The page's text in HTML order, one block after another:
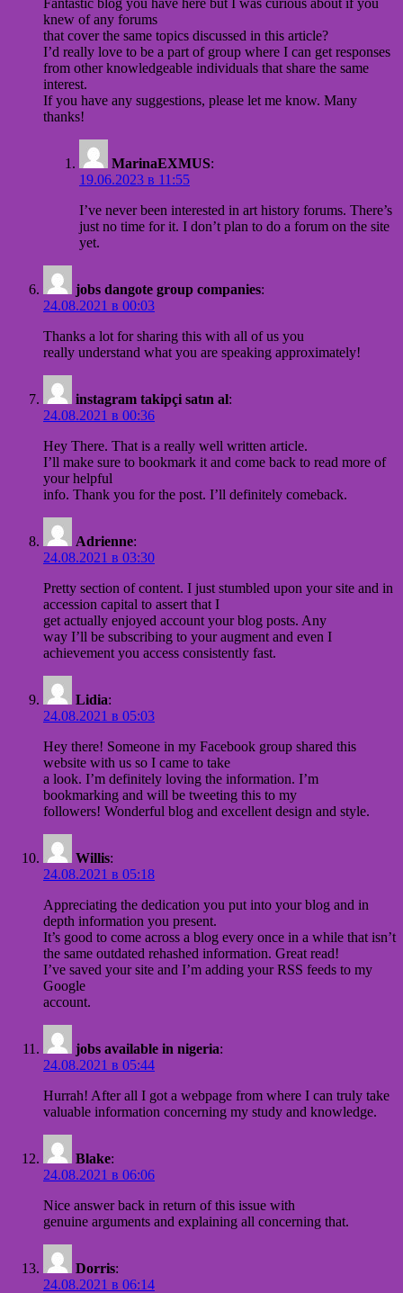
knew of any forums
that cover the same topics discussed in this article?
I’d really love to be a part of group where I can get responses
from other knowledgeable individuals that share the same
interest.
If you have any suggestions, please let me know. Many
thanks!
MarinaEXMUS:
19.06.2023 в 11:55
I’ve never been interested in art history forums. There’s
just no time for it. I don’t plan to do a forum on the site
yet.
jobs dangote group companies:
24.08.2021 в 00:03
Thanks a lot for sharing this with all of us you
really understand what you are speaking approximately!
instagram takipçi satın al:
24.08.2021 в 00:36
Hey There. That is a really well written article.
I’ll make sure to bookmark it and come back to read more of
your helpful
info. Thank you for the post. I’ll definitely comeback.
Adrienne:
24.08.2021 в 03:30
Pretty section of content. I just stumbled upon your site and in
accession capital to assert that I
get actually enjoyed account your blog posts. Any
way I’ll be subscribing to your augment and even I
achievement you access consistently fast.
Lidia:
24.08.2021 в 05:03
Hey there! Someone in my Facebook group shared this
website with us so I came to take
a look. I’m definitely loving the information. I’m
bookmarking and will be tweeting this to my
followers! Wonderful blog and excellent design and style.
Willis:
24.08.2021 в 05:18
Appreciating the dedication you put into your blog and in
depth information you present.
It’s good to come across a blog every once in a while that isn’t
the same outdated rehashed information. Great read!
I’ve saved your site and I’m adding your RSS feeds to my
Google
account.
jobs available in nigeria:
24.08.2021 в 05:44
Hurrah! After all I got a webpage from where I can truly take
valuable information concerning my study and knowledge.
Blake:
24.08.2021 в 06:06
Nice answer back in return of this issue with
genuine arguments and explaining all concerning that.
Dorris:
24.08.2021 в 06:14